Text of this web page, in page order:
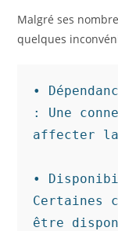
Malgré ses
quelques
•
: Une
affecter
•
Certaines
être